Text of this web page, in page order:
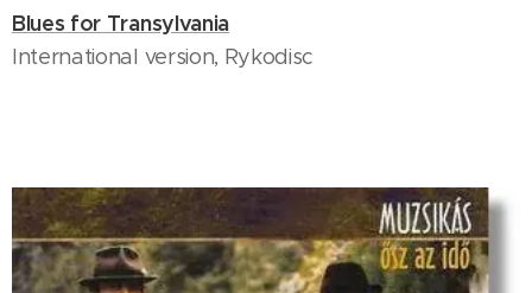
Blues for Transylvania
International version, Rykodisc